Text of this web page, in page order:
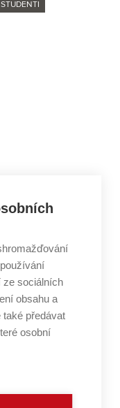
STUDENTI
Inspiraci
křižovatky po
je volající
FEKT VUT
který v Česku
ze sociálních
obsahu a
předávat
osobní